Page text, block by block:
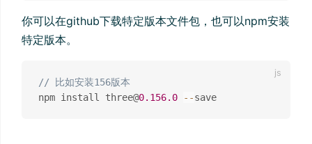
你可以在github下载特定版本文件包，也可以npm安装
特定版本。
// 比如安装156版本
npm install three@0.156.0 --